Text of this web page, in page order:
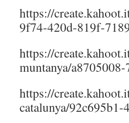
https://
9f74-420d-819f-
https://
muntanya/
https://
catalunya/